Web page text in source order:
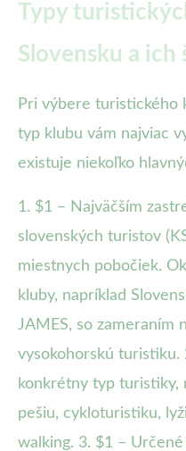
Typy
Slovensku a ich
Pri výbere turistického
typ klubu vám najviac
existuje niekoľko
1. $1 – Najväčším
slovenských turistov
miestnych pobočiek.
kluby, napríklad
JAMES, so zameraním
vysokohorskú turistiku.
konkrétny typ turistiky,
pešiu, cykloturistiku,
walking. 3. $1 –